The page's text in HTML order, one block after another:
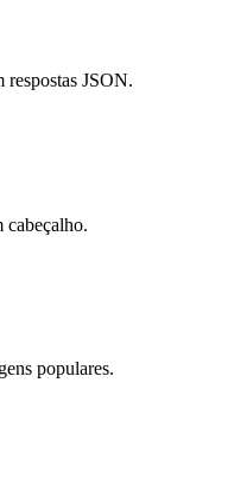
respostas JSON.
cabeçalho.
populares.